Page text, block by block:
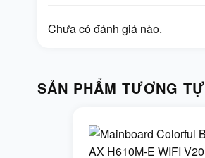
Chưa có đánh giá nào.
SẢN PHẨM TƯƠNG TỰ